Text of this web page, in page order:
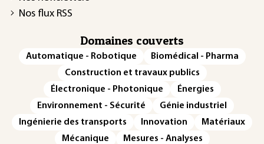
Nos flux RSS
Domaines couverts
Automatique - Robotique
Biomédical - Pharma
Construction et travaux publics
Électronique - Photonique
Énergies
Environnement - Sécurité
Génie industriel
Ingénierie des transports
Innovation
Matériaux
Mécanique
Mesures - Analyses